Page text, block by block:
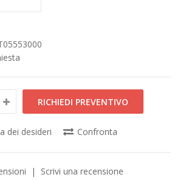
dei desideri Confronta
| Scrivi una recensione